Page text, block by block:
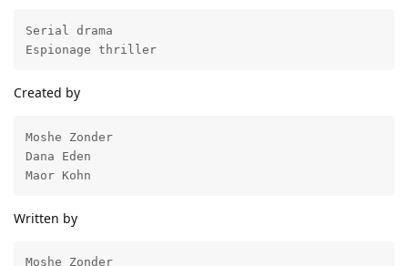
Serial drama
Espionage thriller
Created by
Moshe Zonder
Dana Eden
Maor Kohn
Written by
Moshe Zonder